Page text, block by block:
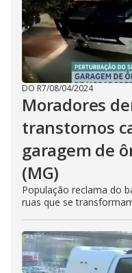
DO R7/08/04/2024
Moradores
transtornos
garagem de
(MG)
População reclama do
ruas que se